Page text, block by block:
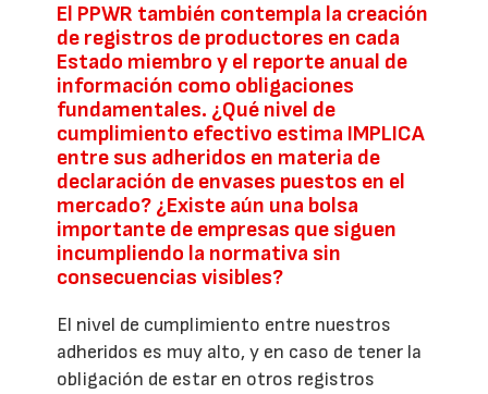
El PPWR también contempla la creación
de registros de productores en cada
Estado miembro y el reporte anual de
información como obligaciones
fundamentales. ¿Qué nivel de
cumplimiento efectivo estima IMPLICA
entre sus adheridos en materia de
declaración de envases puestos en el
mercado? ¿Existe aún una bolsa
importante de empresas que siguen
incumpliendo la normativa sin
consecuencias visibles?
El nivel de cumplimiento entre nuestros
adheridos es muy alto, y en caso de tener la
obligación de estar en otros registros